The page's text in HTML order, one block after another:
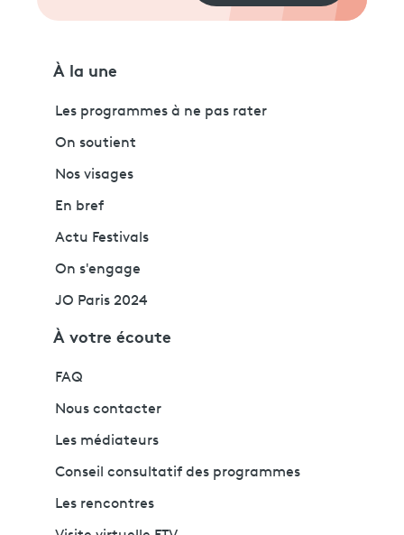
À la une
Les programmes à ne pas rater
On soutient
Nos visages
En bref
Actu Festivals
On s'engage
JO Paris 2024
À votre écoute
FAQ
Nous contacter
Les médiateurs
Conseil consultatif des programmes
Les rencontres